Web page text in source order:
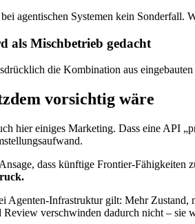
agentischen Systemen kein Sonderfall.
als Mischbetrieb gedacht
die Kombination aus
vorsichtig wäre
hier einiges Marketing. Dass eine API
dass künftige Frontier-Fähigkeiten
Agenten-Infrastruktur gilt: Mehr Zustand,
Review verschwinden dadurch nicht – sie